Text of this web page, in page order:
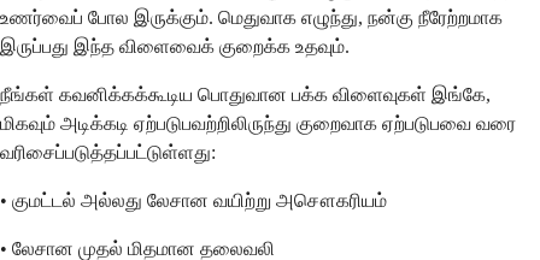
உணர்வைப் போல இருக்கும். மெதுவாக எழுந்து, நன்கு நீரேற்றமாக
இருப்பது இந்த விளைவைக் குறைக்க உதவும்.
நீங்கள் கவனிக்கக்கூடிய பொதுவான பக்க விளைவுகள் இங்கே,
மிகவும் அடிக்கடி ஏற்படுபவற்றிலிருந்து குறைவாக ஏற்படுபவை வரை
வரிசைப்படுத்தப்பட்டுள்ளது:
• குமட்டல் அல்லது லேசான வயிற்று அசௌகரியம்
• லேசான முதல் மிதமான தலைவலி